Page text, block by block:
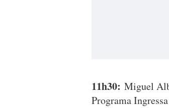
11h30: Miguel
Programa